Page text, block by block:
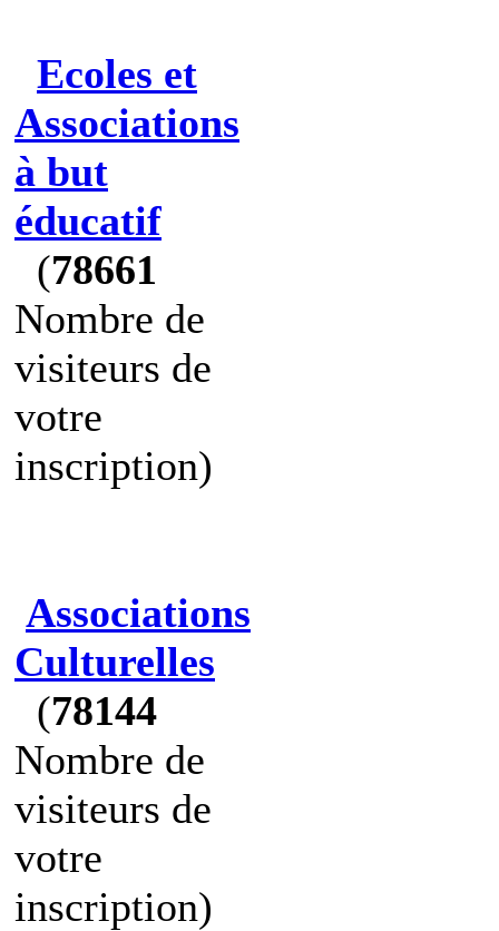
Ecoles et
Associations
à but
éducatif
(78661
Nombre de
visiteurs de
votre
inscription)
Associations
Culturelles
(78144
Nombre de
visiteurs de
votre
inscription)